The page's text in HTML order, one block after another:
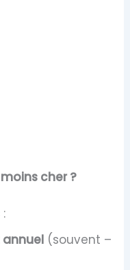
cher ?
:
(souvent –